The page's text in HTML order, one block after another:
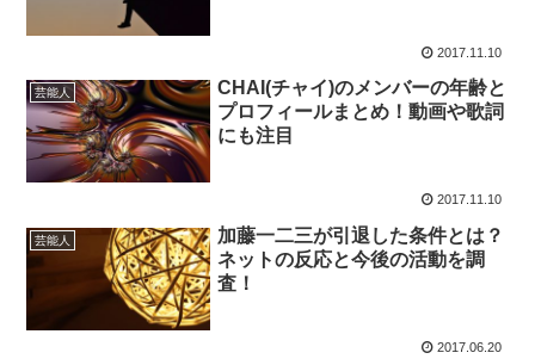
2017.11.10
芸能人
CHAI(チャイ)のメンバーの年齢と
プロフィールまとめ！動画や歌詞
にも注目
2017.11.10
芸能人
加藤一二三が引退した条件とは？
ネットの反応と今後の活動を調
査！
2017.06.20